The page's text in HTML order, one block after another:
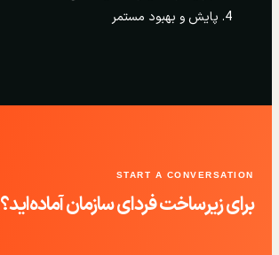
پایش و بهبود مستمر
START A CONVERSATION
برای زیرساخت فردای سازمان آماده‌اید؟